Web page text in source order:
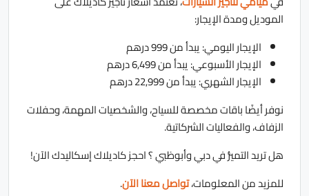
الموديل ومدة الإيجار:
الإيجار اليومي: يبدأ من 999 درهم
الإيجار الأسبوعي: يبدأ من 6,499 درهم
الإيجار الشهري: يبدأ من 22,999 درهم
نوفر أيضًا باقات مخصصة للسياح، والشخصيات المهمة، وحفلات
الزفاف، والفعاليات الشركاتية.
هل تريد التميُّز في دبي وأبوظبي ؟ احجز كاديلاك إسكاليدك الآن!
للمزيد من المعلومات،تواصل معنا الآن.